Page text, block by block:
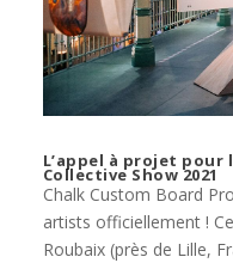
L’appel à projet pour
Collective Show 2021
Chalk Custom Board
artists officiellement !
Roubaix (près de Lille,